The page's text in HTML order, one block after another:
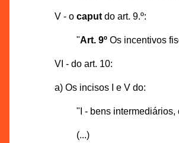
V - o caputdo art. 9.º:
"Art. 9º Os incentivos
VI - do art. 10:
a) Os incisos I e V do:
"I - bens
(...)